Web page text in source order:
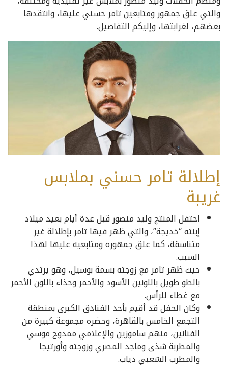
والتي علق جمهور ومتابعين تامر حسني عليها، وانتقدها
بعضهم، لغرابتها، وإليكم التفاصيل.
إطلالة تامر حسني بملابس
غريبة
احتفل المنتج وليد منصور قبل عدة أيام بعيد ميلاد
إبنته “خديجة”، والتي ظهر فيها تامر بإطلالة غير
متناسقة، كما علق جمهوره ومتابعيه عليها لهذا
السبب.
حيث ظهر تامر مع زوجته بسمة بوسيل، وهو يرتدي
بالطو طويل باللونين الأسود والأحمر وحذاء باللون الأحمر
مع غطاء للرأس.
وكان الحفل قد أقيم بأحد الفنادق الكبرى بمنطقة
التجمع الخامس بالقاهرة، وحضره مجموعة كبيرة من
الفنانين، منهم ساموزين والإعلامي ممدوح موسي
والمطربة شذى وماجد المصري وزوجته وأورتيجا
والمطرب الشعبي دياب.